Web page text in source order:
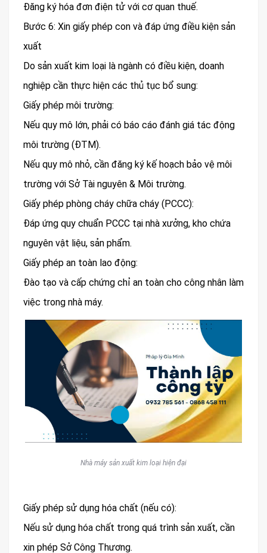
Đăng ký hóa đơn điện tử với cơ quan thuế.
Bước 6: Xin giấy phép con và đáp ứng điều kiện sản
xuất
Do sản xuất kim loại là ngành có điều kiện, doanh
nghiệp cần thực hiện các thủ tục bổ sung:
Giấy phép môi trường:
Nếu quy mô lớn, phải có báo cáo đánh giá tác động
môi trường (ĐTM).
Nếu quy mô nhỏ, cần đăng ký kế hoạch bảo vệ môi
trường với Sở Tài nguyên & Môi trường.
Giấy phép phòng cháy chữa cháy (PCCC):
Đáp ứng quy chuẩn PCCC tại nhà xưởng, kho chứa
nguyên vật liệu, sản phẩm.
Giấy phép an toàn lao động:
Đào tạo và cấp chứng chỉ an toàn cho công nhân làm
việc trong nhà máy.
Nhà máy sản xuất kim loại hiện đại
Giấy phép sử dụng hóa chất (nếu có):
Nếu sử dụng hóa chất trong quá trình sản xuất, cần
xin phép Sở Công Thương.